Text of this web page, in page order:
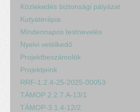
Közlekedés biztonsági pályázat
Kutyaterápia
Mindennapos testnevelés
Nyelvi vetélkedő
Projektbeszámolók
Projektjeink
RRF-1.2.4-25-2025-00053
TÁMOP 2.2.7.A-13/1
TÁMOP-3.1.4-12/2